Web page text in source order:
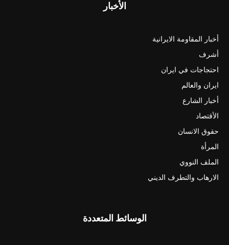
الأخبار
أخبار المقاومة الايرانية
أشرف
احتجاجات في ايران
ايران والعالم
أخبار الشارع
الأقتصاد
حقوق الانسان
المرأة
الملف النووي
الارهاب والتطرف الديني
الوسائط المتعددة